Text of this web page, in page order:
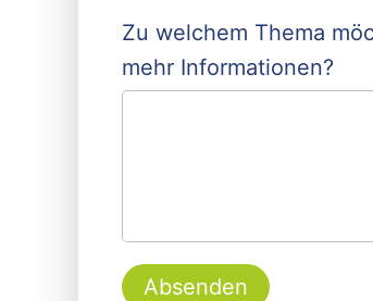
Zu welchem Thema
mehr Informationen?
Absenden